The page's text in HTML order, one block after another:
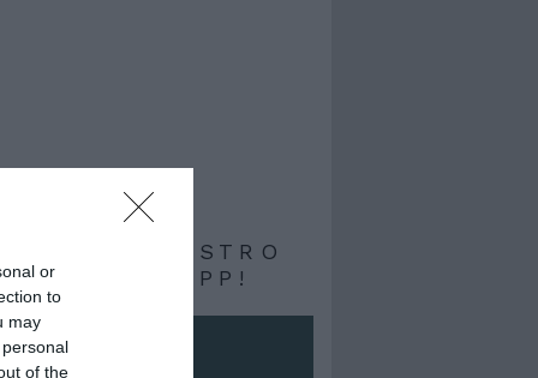
or
to
may
of the
AL NOSTRO
WHATSAPP!